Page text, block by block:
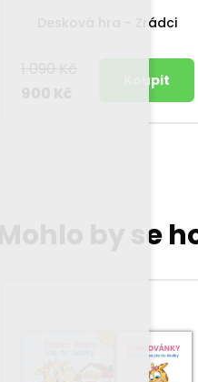
Desková hra - Zrádci
Mohlo by se